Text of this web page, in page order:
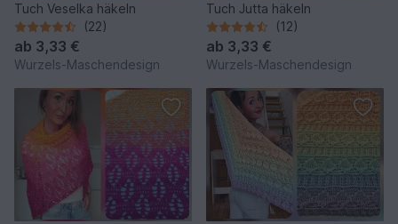
Tuch Veselka häkeln
(22)
ab 3,33 €
Wurzels-Maschendesign
Tuch Jutta häkeln
(12)
ab 3,33 €
Wurzels-Maschendesign